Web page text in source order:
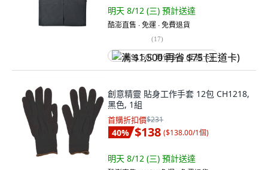
明天 8/12 (三) 預計送達
酷澎直售 ∙ 免運 ∙ 免費退貨
(17)
满 $1,500 再省 $75 (王道卡)
創意精靈 貼身工作手套 12包 CH1218,
黑色, 1組
首購折扣價$231
40% $138 ($138.00/1個)
明天 8/12 (三) 預計送達